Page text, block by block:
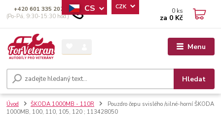
Menu
CS CZK
Hledat
+420 601 335 207
(Po-Pá, 9:30-15:30 hod.)
0 ks
za 0 Kč
Úvod ŠKODA 1000MB - 110R
Pouzdro čepu svislého /silné-horní ŠKODA
1000MB, 100, 110, 105, 120 ; 113428050